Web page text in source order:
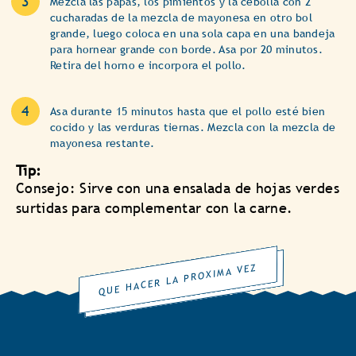
cucharadas de la mezcla de mayonesa en otro bol
grande, luego coloca en una sola capa en una bandeja
para hornear grande con borde. Asa por 20 minutos.
Retira del horno e incorpora el pollo.
Asa durante 15 minutos hasta que el pollo esté bien
cocido y las verduras tiernas. Mezcla con la mezcla de
mayonesa restante.
Tip:
Consejo: Sirve con una ensalada de hojas verdes
surtidas para complementar con la carne.
QUE HACER LA PROXIMA VEZ